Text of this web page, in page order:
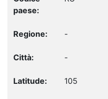
-
-
105